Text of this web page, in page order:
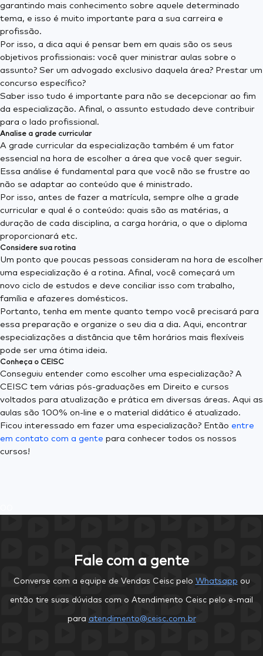
garantindo mais conhecimento sobre aquele determinado
tema, e isso é muito importante para a sua carreira e
profissão.
Por isso, a dica aqui é pensar bem em quais são os seus
objetivos profissionais: você quer ministrar aulas sobre o
assunto? Ser um advogado exclusivo daquela área? Prestar um
concurso específico?
Saber isso tudo é importante para não se decepcionar ao fim
da especialização. Afinal, o assunto estudado deve contribuir
para o lado profissional.
Analise a grade curricular
A grade curricular da especialização também é um fator
essencial na hora de escolher a área que você quer seguir.
Essa análise é fundamental para que você não se frustre ao
não se adaptar ao conteúdo que é ministrado.
Por isso, antes de fazer a matrícula, sempre olhe a grade
curricular e qual é o conteúdo: quais são as matérias, a
duração de cada disciplina, a carga horária, o que o diploma
proporcionará etc.
Considere sua rotina
Um ponto que poucas pessoas consideram na hora de escolher
uma especialização é a rotina. Afinal, você começará um
novo ciclo de estudos e deve conciliar isso com trabalho,
família e afazeres domésticos.
Portanto, tenha em mente quanto tempo você precisará para
essa preparação e organize o seu dia a dia. Aqui, encontrar
especializações a distância que têm horários mais flexíveis
pode ser uma ótima ideia.
Conheça o CEISC
Conseguiu entender como escolher uma especialização? A
CEISC tem várias pós-graduações em Direito e cursos
voltados para atualização e prática em diversas áreas. Aqui as
aulas são 100% on-line e o material didático é atualizado.
Ficou interessado em fazer uma especialização? Então entre
em contato com a gente para conhecer todos os nossos
cursos!
Fale com a gente
Converse com a equipe de Vendas Ceisc pelo Whatsapp ou
então tire suas dúvidas com o Atendimento Ceisc pelo e-mail
para atendimento@ceisc.com.br